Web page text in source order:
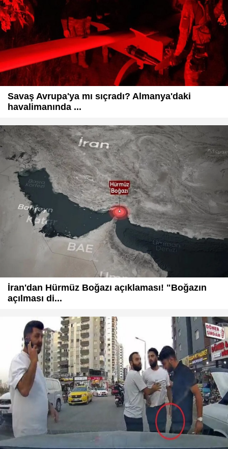
Savaş Avrupa'ya mı sıçradı? Almanya'daki
havalimanında ...
İran'dan Hürmüz Boğazı açıklaması! "Boğazın
açılması di...